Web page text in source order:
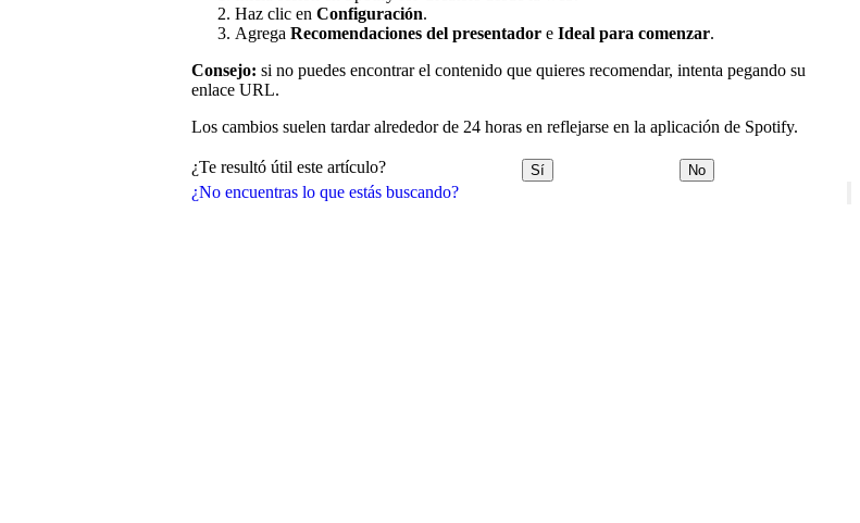
¿No encuentras lo que estás buscando?
Haz clic en Configuración.
Agrega Recomendaciones del presentador e Ideal para comenzar.
Consejo: si no puedes encontrar el contenido que quieres recomendar, intenta pegando su
enlace URL.
Los cambios suelen tardar alrededor de 24 horas en reflejarse en la aplicación de Spotify.
¿Te resultó útil este artículo? Sí No